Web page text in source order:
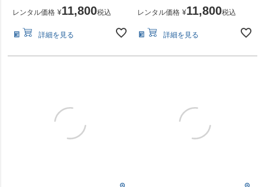
レンタル価格 ¥11,800税込
詳細を見る
レンタル価格 ¥11,800税込
詳細を見る